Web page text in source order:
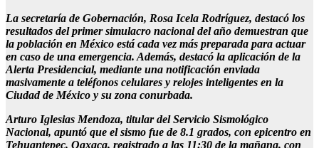
La secretaría de Gobernación, Rosa Icela Rodríguez, destacó los
resultados del primer simulacro nacional del año demuestran que
la población en México está cada vez más preparada para actuar
en caso de una emergencia. Además, destacó la aplicación de la
Alerta Presidencial, mediante una notificación enviada
masivamente a teléfonos celulares y relojes inteligentes en la
Ciudad de México y su zona conurbada.
Arturo Iglesias Mendoza, titular del Servicio Sismológico
Nacional, apuntó que el sismo fue de 8.1 grados, con epicentro en
Tehuantepec, Oaxaca, registrado a las 11:30 de la mañana, con